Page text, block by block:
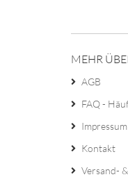
MEHR
AGB
FAQ -
Impressum
Kontakt
Versand-